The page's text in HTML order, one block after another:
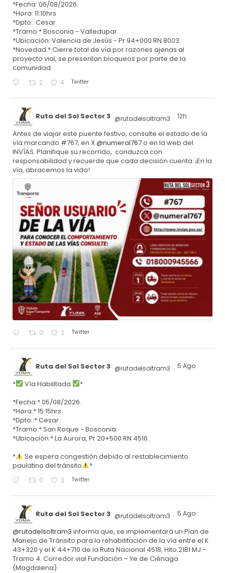
*Fecha: 06/08/2026.
*Hora: 11:10hrs
*Dpto.: Cesar
*Tramo:* Bosconia - Valledupar
*Ubicación: Valencia de Jesús - Pr 94+000 RN 8003
*Novedad:* Cierre total de vía por razones ajenas al
proyecto vial, se presentan bloqueos por parte de la
comunidad.
2 4 Twitter
Ruta del Sol Sector 3 @rutadelsoltram3 · 12h
Antes de viajar este puente festivo, consulte el estado de la
vía marcando #767, en X@numeral767o en la web del
INVÍAS. Planifique su recorrido, conduzca con
responsabilidad y recuerde que cada decisión cuenta. ¡En la
vía, abracemos la vida!
0 2 Twitter
Ruta del Sol Sector 3 @rutadelsoltram3 · 5 Ago
* Vía Habilitada
*
*Fecha:* 05/08/2026.
*Hora:* 15:15hrs.
*Dpto.:* Cesar.
*Tramo:* San Roque - Bosconia.
*Ubicación:* La Aurora, Pr 20+500 RN 4516.
*
Se espera congestión debido al restablecimiento
paulatino del tránsito
*
0 2 Twitter
Ruta del Sol Sector 3 @rutadelsoltram3 · 5 Ago
@rutadelsoltram3 informa que, se implementará un Plan de
Manejo de Tránsito para la rehabilitación de la vía entre el K
43+320 y el K 44+710 de la Ruta Nacional 4518, Hito 21B1 MJ –
Tramo 4. Corredor vial Fundación – Ye de Ciénaga
(Magdalena).